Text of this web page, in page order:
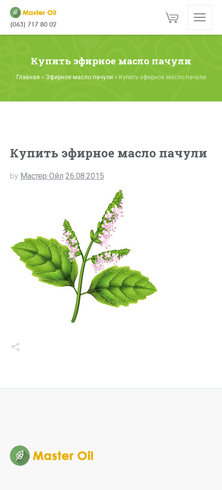
Купить эфирное масло пачули
Главная » Эфирное масло пачули » Купить эфирное масло пачули
Купить эфирное масло пачули
by Мастер Ойл 26.08.2015